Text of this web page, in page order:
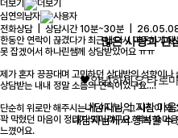
많은 사랑과 관
🖤안녕하세요 타로
내담자님의 지친 마
내담자님께서 행복할 수
더보기
심연의남자
전화상담 | 상담시간 10분~30분 |
한동안 연락이 끊겼다가 최근에 다시 마주하게
못 잡겠어서 하나린쌤께 상담받았어요 ㅠㅠ
제가 혼자 끙끙대며 고민하던 상대방의 성향이
상담받는 내내 정말 소름의 연속이었구요...!
단순히 위로만 해주시는 게 아니라, 그 사람이 왜
꽉 막혔던 마음이 정리가 되더라구요. 역시 속마
느꼈어요.